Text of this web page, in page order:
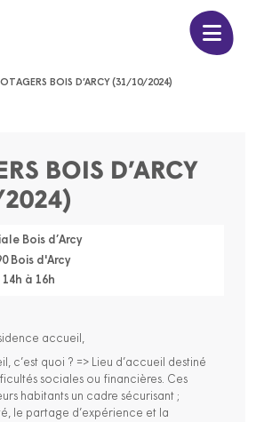
BOIS D’ARCY (31/10/2024)
BOIS D’ARCY
Bois d’Arcy
Bois d'Arcy
à 16h
accueil,
c’est quoi ? => Lieu d’accueil destiné
sociales ou financières. Ces
habitants un cadre sécurisant ;
le partage d’expérience et la